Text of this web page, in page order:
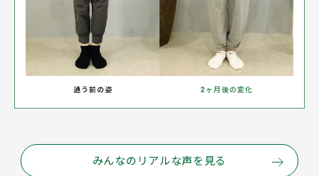
通う前の姿 2ヶ月後の変化
みんなのリアルな声を見る